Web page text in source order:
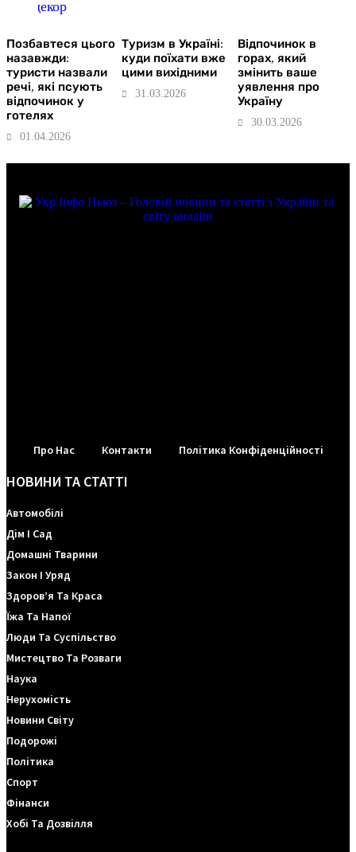
Позбавтеся цього
назавжди:
туристи назвали
речі, які псують
відпочинок у
готелях
01.04.2026
Туризм в Україні:
куди поїхати вже
цими вихідними
31.03.2026
Відпочинок в
горах, який
змінить ваше
уявлення про
Україну
30.03.2026
Про Нас Контакти Політика Конфіденційності
НОВИНИ ТА СТАТТІ
Автомобілі
Дім І Сад
Домашні Тварини
Закон І Уряд
Здоров’я Та Краса
Їжа Та Напої
Люди Та Суспільство
Мистецтво Та Розваги
Наука
Нерухомість
Новини Світу
Подорожі
Політика
Спорт
Фінанси
Хобі Та Дозвілля